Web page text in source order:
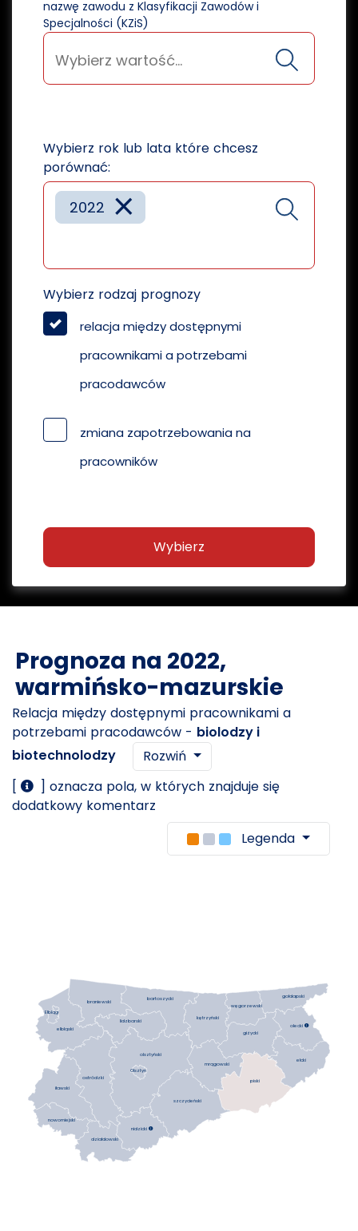
nazwę zawodu z Klasyfikacji Zawodów i
Specjalności (KZiS)
Wybierz rok lub lata które chcesz
porównać:
×
2022
Wybierz rodzaj prognozy
relacja między dostępnymi
pracownikami a potrzebami
pracodawców
zmiana zapotrzebowania na
pracowników
Wybierz
Prognoza na 2022,
warmińsko-mazurskie
Relacja między dostępnymi pracownikami a
potrzebami pracodawców - biolodzy i
biotechnolodzy
Rozwiń
[
] oznacza pola, w których znajduje się
dodatkowy komentarz
Legenda
bartoszycki
braniewski
działdowski
elbląski
ełcki
giżycki
iławski
kętrzyński
lidzbarski
mrągowski
nidzicki 
nowomiejski
olecki
olsztyński
ostródzki piski
szczycieński
gołdapski
węgorzewski
Elbląg
Olsztyn